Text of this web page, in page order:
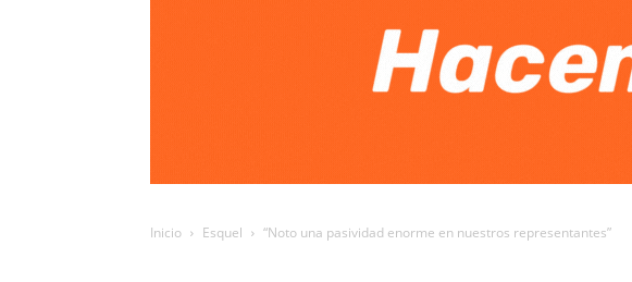
Inicio Esquel “Noto una pasividad enorme en nuestros representantes”